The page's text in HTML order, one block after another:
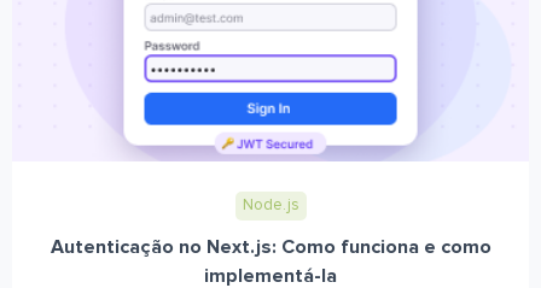
Node.js
Autenticação no Next.js: Como funciona e como
implementá-la